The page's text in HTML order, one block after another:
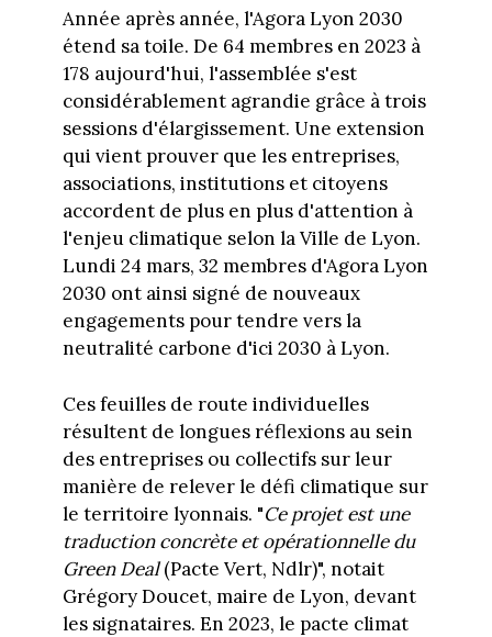
Année après année, l'Agora Lyon 2030
étend sa toile. De 64 membres en 2023 à
178 aujourd'hui, l'assemblée s'est
considérablement agrandie grâce à trois
sessions d'élargissement. Une extension
qui vient prouver que les entreprises,
associations, institutions et citoyens
accordent de plus en plus d'attention à
l'enjeu climatique selon la Ville de Lyon.
Lundi 24 mars, 32 membres d'Agora Lyon
2030 ont ainsi signé de nouveaux
engagements pour tendre vers la
neutralité carbone d'ici 2030 à Lyon.
Ces feuilles de route individuelles
résultent de longues réflexions au sein
des entreprises ou collectifs sur leur
manière de relever le défi climatique sur
le territoire lyonnais. "Ce projet est une
traduction concrète et opérationnelle du
Green Deal(Pacte Vert, Ndlr)", notait
Grégory Doucet, maire de Lyon, devant
les signataires. En 2023, le pacte climat